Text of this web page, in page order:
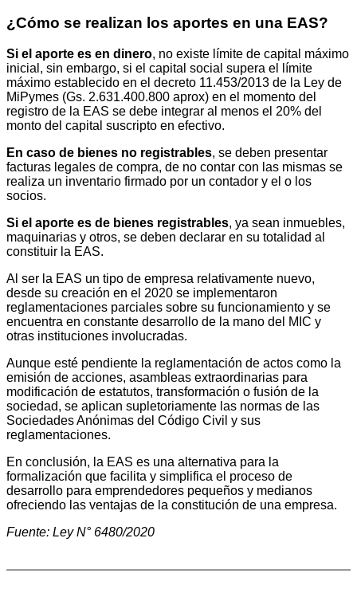
¿Cómo se realizan los aportes en una EAS?
Si el aporte es en dinero, no existe límite de capital máximo
inicial, sin embargo, si el capital social supera el límite
máximo establecido en el decreto 11.453/2013 de la Ley de
MiPymes (Gs. 2.631.400.800 aprox) en el momento del
registro de la EAS se debe integrar al menos el 20% del
monto del capital suscripto en efectivo.
En caso de bienes no registrables, se deben presentar
facturas legales de compra, de no contar con las mismas se
realiza un inventario firmado por un contador y el o los
socios.
Si el aporte es de bienes registrables, ya sean inmuebles,
maquinarias y otros, se deben declarar en su totalidad al
constituir la EAS.
Al ser la EAS un tipo de empresa relativamente nuevo,
desde su creación en el 2020 se implementaron
reglamentaciones parciales sobre su funcionamiento y se
encuentra en constante desarrollo de la mano del MIC y
otras instituciones involucradas.
Aunque esté pendiente la reglamentación de actos como la
emisión de acciones, asambleas extraordinarias para
modificación de estatutos, transformación o fusión de la
sociedad, se aplican supletoriamente las normas de las
Sociedades Anónimas del Código Civil y sus
reglamentaciones.
En conclusión, la EAS es una alternativa para la
formalización que facilita y simplifica el proceso de
desarrollo para emprendedores pequeños y medianos
ofreciendo las ventajas de la constitución de una empresa.
Fuente: Ley N° 6480/2020